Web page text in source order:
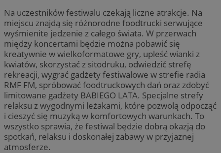
Na uczestników festiwalu czekają liczne atrakcje. Na
miejscu znajdą się różnorodne foodtrucki serwujące
wyśmienite jedzenie z całego świata. W przerwach
między koncertami będzie można pobawić się
kreatywnie w wielkoformatowe gry, upleść wianki z
kwiatów, skorzystać z sitodruku, odwiedzić strefę
rekreacji, wygrać gadżety festiwalowe w strefie radia
RMF FM, spróbować foodtruckowych dań oraz zdobyć
limitowane gadżety BABIEGO LATA. Specjalne strefy
relaksu z wygodnymi leżakami, które pozwolą odpocząć
i cieszyć się muzyką w komfortowych warunkach. To
wszystko sprawia, że festiwal będzie dobrą okazją do
spotkań, relaksu i doskonałej zabawy w przyjaznej
atmosferze.